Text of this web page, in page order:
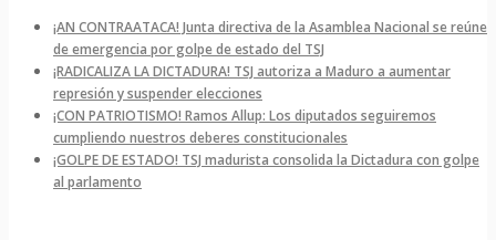
¡AN CONTRAATACA! Junta directiva de la Asamblea Nacional se reúne
de emergencia por golpe de estado del TSJ
¡RADICALIZA LA DICTADURA! TSJ autoriza a Maduro a aumentar
represión y suspender elecciones
¡CON PATRIOTISMO! Ramos Allup: Los diputados seguiremos
cumpliendo nuestros deberes constitucionales
¡GOLPE DE ESTADO! TSJ madurista consolida la Dictadura con golpe
al parlamento